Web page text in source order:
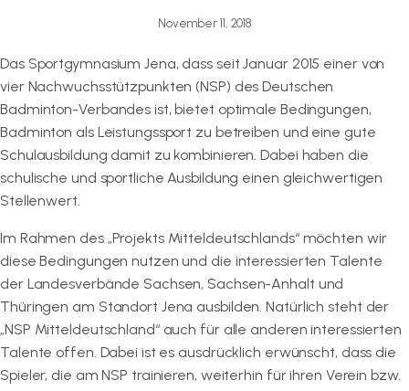
November 11, 2018
Das Sportgymnasium Jena, dass seit Januar 2015 einer von
vier Nachwuchsstützpunkten (NSP) des Deutschen
Badminton-Verbandes ist, bietet optimale Bedingungen,
Badminton als Leistungssport zu betreiben und eine gute
Schulausbildung damit zu kombinieren. Dabei haben die
schulische und sportliche Ausbildung einen gleichwertigen
Stellenwert.
Im Rahmen des „Projekts Mitteldeutschlands“ möchten wir
diese Bedingungen nutzen und die interessierten Talente
der Landesverbände Sachsen, Sachsen-Anhalt und
Thüringen am Standort Jena ausbilden. Natürlich steht der
„NSP Mitteldeutschland“ auch für alle anderen interessierten
Talente offen. Dabei ist es ausdrücklich erwünscht, dass die
Spieler, die am NSP trainieren, weiterhin für ihren Verein bzw.